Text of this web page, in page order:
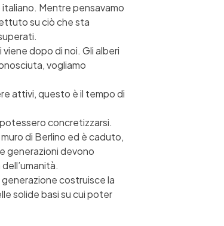
Mentre pensavamo
su ciò che sta
dopo di noi. Gli alberi
vogliamo
attivi, questo è il tempo di
concretizzarsi.
di Berlino ed è caduto,
generazioni devono
costruisce la
solide basi su cui poter